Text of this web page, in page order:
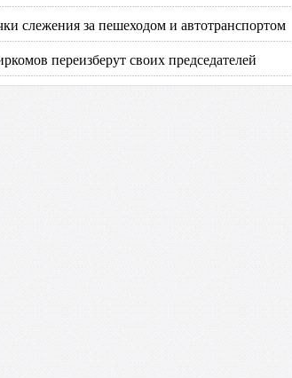
слежения за пешеходом и автотранспортом
переизберут своих председателей